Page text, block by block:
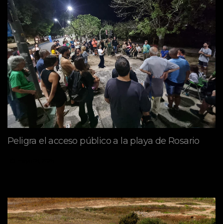
Peligra el acceso público a la playa de Rosario